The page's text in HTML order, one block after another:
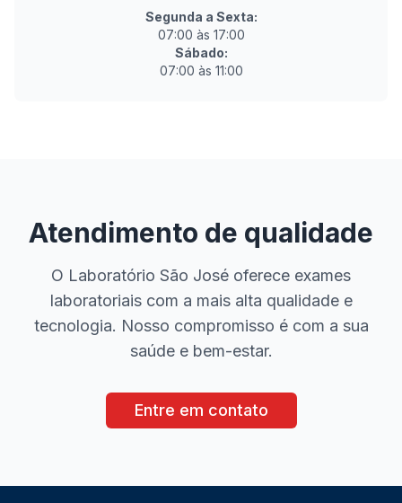
Segunda a Sexta:
07:00 às 17:00
Sábado:
07:00 às 11:00
Atendimento de qualidade
O Laboratório São José oferece exames
laboratoriais com a mais alta qualidade e
tecnologia. Nosso compromisso é com a sua
saúde e bem-estar.
Entre em contato